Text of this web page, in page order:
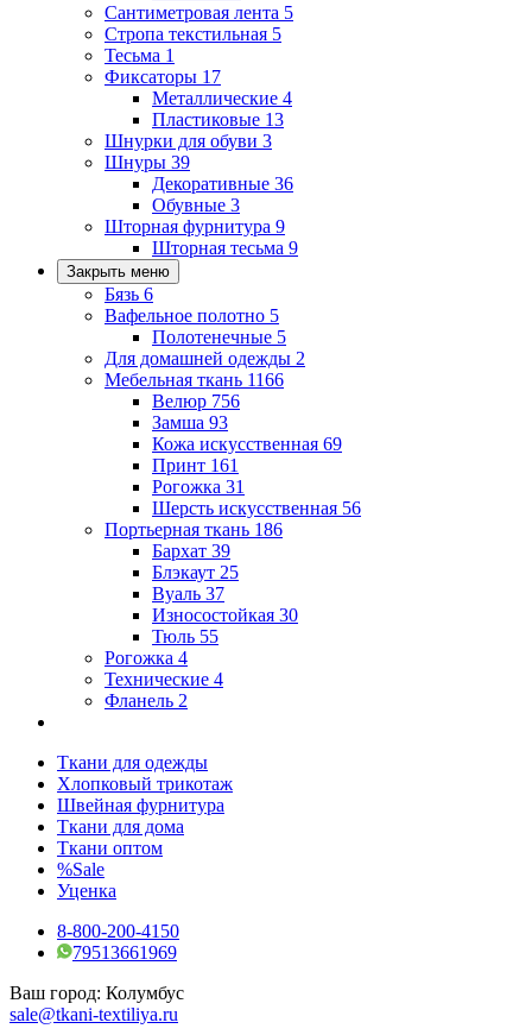
Сантиметровая лента 5
Стропа текстильная 5
Тесьма 1
Фиксаторы 17
Металлические 4
Пластиковые 13
Шнурки для обуви 3
Шнуры 39
Декоративные 36
Обувные 3
Шторная фурнитура 9
Шторная тесьма 9
Закрыть меню
Бязь 6
Вафельное полотно 5
Полотенечные 5
Для домашней одежды 2
Мебельная ткань 1166
Велюр 756
Замша 93
Кожа искусственная 69
Принт 161
Рогожка 31
Шерсть искусственная 56
Портьерная ткань 186
Бархат 39
Блэкаут 25
Вуаль 37
Износостойкая 30
Тюль 55
Рогожка 4
Технические 4
Фланель 2
Ткани для одежды
Хлопковый трикотаж
Швейная фурнитура
Ткани для дома
Ткани оптом
%Sale
Уценка
8-800-200-4150
79513661969
Ваш город: Колумбус
sale@tkani-textiliya.ru